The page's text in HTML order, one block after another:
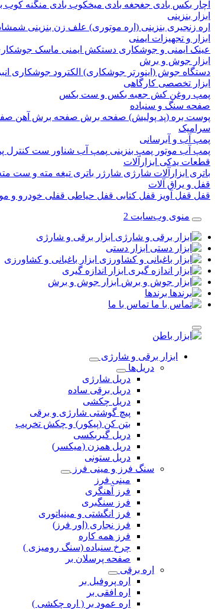
آچار بکس بادی جغجغه بادی میخکوب بادی منگنه کوب
ابزار بنزینی
اره زنجیری بنزینی (اره موتوری) علف زن بنزینی
ابزار و تجهیزات ایمنی
عینک ایمنی و جوشکاری دستکش ایمنی ماسک
ابزار جوش و برش
دستگاه جوش (اینورتر جوشکاری) الکترود جوشکاری
ابزار تخصصی کارگاهی
پمپ روغن کش جعبه بکس و ست بکس
صفحه سنگ و سنباده
پوست بره (پد پولیش) صفحه برش‌ صفحه برش‌ آهن
سرامیک
پمپ آب و آبرسانی
پمپ آب موتور پمپ بنزینی پمپ آب شناور ست کنترل
قطعات یدکی ابزارآلات
باتری ابزارآلات شارژی شارژر باتری تیغه مته و ست
قفل و یراق آلات
قفل قفل آویز قفل کتابی قفل حیاطی قفلی خودرو و
منوی وب‌سایت 2
ابزار برقی و شارژی
ابزار دستی
ابزار باغبانی و کشاورزی
ابزار اندازه گیری
ابزار جوش و برش
برندها
تماس با ما
ابزار برقی و شارژی
دریل‌ها
دریل شارژی
دریل برقی ساده
دریل چکشی
پیچ گوشتی شارژی و برقی
بتن کن (پیکور) و چکش تخریب
دریل گیربکسی
دریل همزن (میکسر)
دریل ستونی
سنگ فرز و مینی فرز
مینی فرز
فرز آهنگری
فرز سنگبری
فرز انگشتی و مینیاتوری
فرز نجاری (اور فرز)
فرز همه کاره
چرخ سنباده (سنگ رومیزی )
صفحه پرسلان بر
اره برقی
اره پروفیل بر
اره افقی بر
اره عمود بر ( اره چکشی )